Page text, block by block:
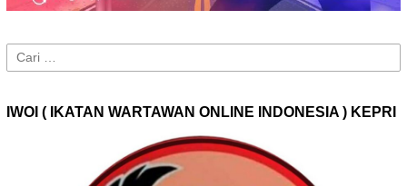
Cari
untuk:
IWOI ( IKATAN WARTAWAN ONLINE INDONESIA ) KEPRI